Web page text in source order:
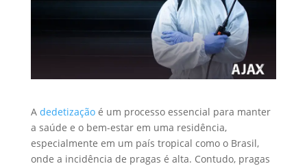
A dedetizaçãoé um processo essencial para manter
a saúde e o bem-estar em uma residência,
especialmente em um país tropical como o Brasil,
onde a incidência de pragas é alta. Contudo, pragas